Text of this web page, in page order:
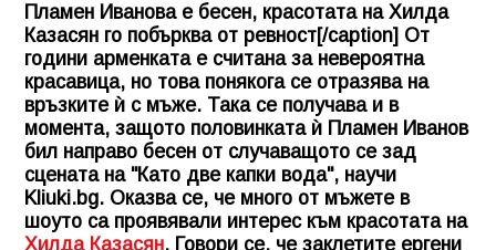
Пламен Иванова е бесен, красотата на Хилда
Казасян го побърква от ревност[/caption] От
години арменката е считана за невероятна
красавица, но това понякога се отразява на
връзките ѝ с мъже. Така се получава и в
момента, защото половинката ѝ Пламен Иванов
бил направо бесен от случаващото се зад
сцената на "Като две капки вода", научи
Kliuki.bg. Оказва се, че много от мъжете в
шоуто са проявявали интерес към красотата на
Хилда Казасян. Говори се, че заклетите ергени